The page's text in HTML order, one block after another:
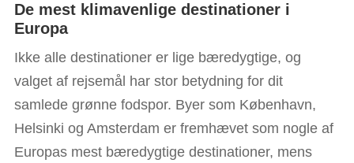
De mest klimavenlige destinationer i
Europa
Ikke alle destinationer er lige bæredygtige, og
valget af rejsemål har stor betydning for dit
samlede grønne fodspor. Byer som København,
Helsinki og Amsterdam er fremhævet som nogle af
Europas mest bæredygtige destinationer, mens